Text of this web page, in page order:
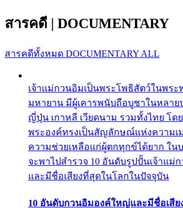
สารคดี | DOCUMENTARY
สารคดีทั้งหมด DOCUMENTARY ALL
เจ้าแม่กวนอิมเป็นพระโพธิสัตว์ในพร
มหายาน มีผู้เคารพนับถือบูชาในหลาย
ญี่ปุ่น เกาหลี เวียดนาม รวมทั้งไทย โด
พระองค์ทรงเป็นสัญลักษณ์แห่งความเ
ความช่วยเหลือแก่ผู้ตกทุกข์ได้ยาก ใน
จะพาไปสำรวจ 10 อันดับรูปปั้นเจ้าแม่
และมีชื่อเสียงที่สุดในโลกในปัจจุบัน
10 อันดับกวนอิมองค์ใหญ่และมีชื่อเสีย